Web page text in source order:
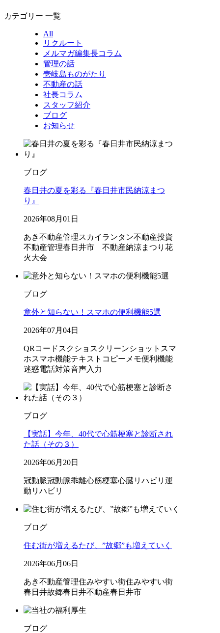
カテゴリー 一覧
All
リクルート
メルマガ編集長コラム
管理の話
壱岐島ものがたり
不動産の話
社長コラム
スタッフ紹介
ブログ
お知らせ
ブログ
春日井の夏を彩る『春日井市民納涼まつ
り』
2026年08月01日
あき不動産管理スカイランタン不動産投資
不動産管理春日井市 不動産納涼まつり 花
火大会
ブログ
意外と知らない！スマホの便利機能5選
2026年07月04日
QRコード スクショ スクリーンショット スマ
ホスマホ機能テキストコピー メモ便利機能
迷惑電話対策音声入力
ブログ
【実話】今年、40代で心筋梗塞と診断され
た話（その３）
2026年06月20日
冠動脈冠動脈乖離心筋梗塞心臓リハビリ 運
動リハビリ
ブログ
住む街が増えるたび、”故郷”も増えていく
2026年06月06日
あき不動産管理住みやすい街住みやすい街
春日井故郷春日井不動産春日井市
ブログ